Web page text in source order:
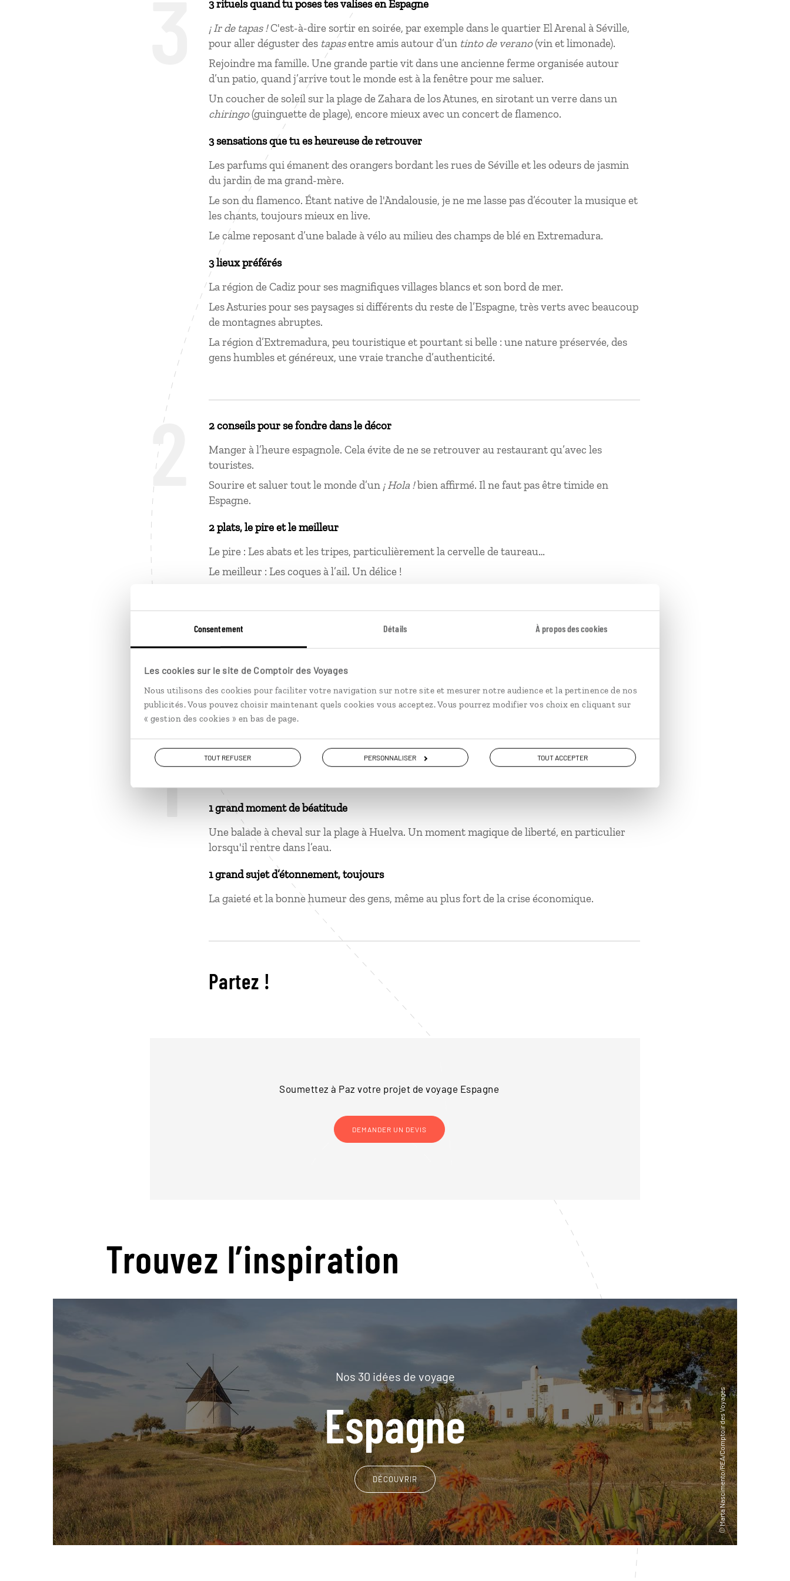
Consentement Détails À propos des cookies
Les cookies sur le site de Comptoir des Voyages
Nous utilisons des cookies pour faciliter votre navigation sur notre site et mesurer notre audience et la pertinence de nos
publicités. Vous pouvez choisir maintenant quels cookies vous acceptez. Vous pourrez modifier vos choix en cliquant sur
« gestion des cookies » en bas de page.
TOUT REFUSER PERSONNALISER TOUT ACCEPTER
3 rituels quand tu poses tes valises en Espagne
¡ Ir de tapas !C'est-à-dire sortir en soirée, par exemple dans le quartier El Arenal à Séville,
pour aller déguster des tapasentre amis autour d’un tinto de verano(vin et limonade).
Rejoindre ma famille. Une grande partie vit dans une ancienne ferme organisée autour
d’un patio, quand j’arrive tout le monde est à la fenêtre pour me saluer.
Un coucher de soleil sur la plage de Zahara de los Atunes, en sirotant un verre dans un
chiringo(guinguette de plage), encore mieux avec un concert de flamenco.
3 sensations que tu es heureuse de retrouver
Les parfums qui émanent des orangers bordant les rues de Séville et les odeurs de jasmin
du jardin de ma grand-mère.
Le son du flamenco. Étant native de l'Andalousie, je ne me lasse pas d’écouter la musique et
les chants, toujours mieux en live.
Le calme reposant d’une balade à vélo au milieu des champs de blé en Extremadura.
3 lieux préférés
La région de Cadiz pour ses magnifiques villages blancs et son bord de mer.
Les Asturies pour ses paysages si différents du reste de l’Espagne, très verts avec beaucoup
de montagnes abruptes.
La région d’Extremadura, peu touristique et pourtant si belle : une nature préservée, des
gens humbles et généreux, une vraie tranche d’authenticité.
2
2 conseils pour se fondre dans le décor
Manger à l’heure espagnole. Cela évite de ne se retrouver au restaurant qu’avec les
touristes.
Sourire et saluer tout le monde d’un ¡ Hola !bien affirmé. Il ne faut pas être timide en
Espagne.
2 plats, le pire et le meilleur
Le pire : Les abats et les tripes, particulièrement la cervelle de taureau…
Le meilleur : Les coques à l’ail. Un délice !
Être spontanée, ne pas avoir peur d'aborder les gens ou de les déranger. Il faut simplement
une règle essentielle. En Espagne, les conversations animées s'accompagnent bien souvent
de gestes chaleureux comme une main sur l'épaule ou une franche accolade.
1
1 grand moment de solitude
1 grand moment de béatitude
Une balade à cheval sur la plage à Huelva. Un moment magique de liberté, en particulier
lorsqu'il rentre dans l’eau.
1 grand sujet d’étonnement, toujours
La gaieté et la bonne humeur des gens, même au plus fort de la crise économique.
Partez !
Soumettez à Paz votre projet de voyage Espagne
DEMANDER UN DEVIS
Trouvez l’inspiration
Nos 30 idées de voyage
Espagne
DÉCOUVRIR